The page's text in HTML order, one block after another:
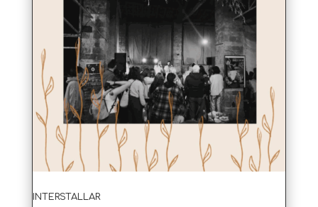
INTERSTALLAR